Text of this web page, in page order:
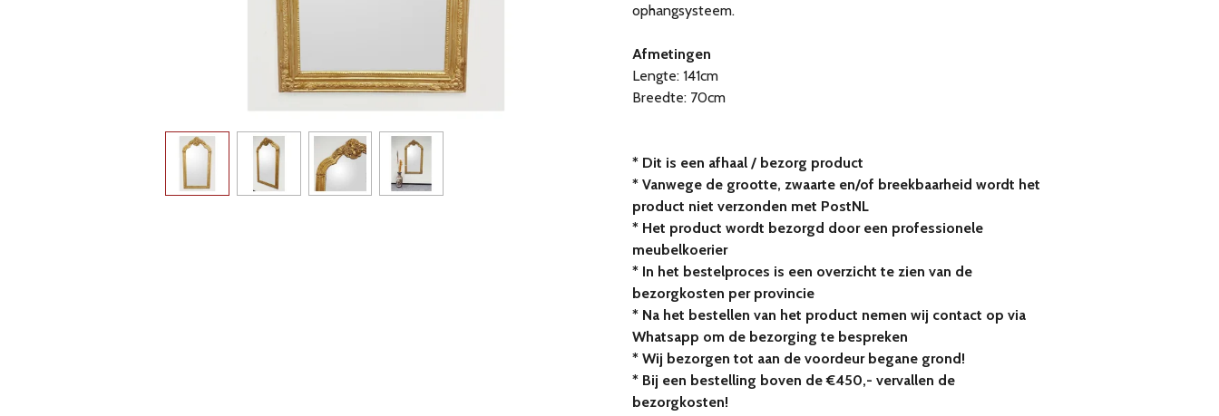
ophangsysteem.
Afmetingen
Lengte: 141cm
Breedte: 70cm
* Dit is een afhaal / bezorg product
* Vanwege de grootte, zwaarte en/of breekbaarheid wordt het
product niet verzonden met PostNL
* Het product wordt bezorgd door een professionele
meubelkoerier
* In het bestelproces is een overzicht te zien van de
bezorgkosten per provincie
* Na het bestellen van het product nemen wij contact op via
Whatsapp om de bezorging te bespreken
* Wij bezorgen tot aan de voordeur begane grond!
* Bij een bestelling boven de €450,- vervallen de
bezorgkosten!